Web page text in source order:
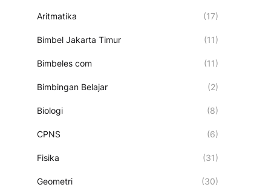
Aritmatika (17)
Bimbel Jakarta Timur (11)
Bimbeles com (11)
Bimbingan Belajar (2)
Biologi (8)
CPNS (6)
Fisika (31)
Geometri (30)